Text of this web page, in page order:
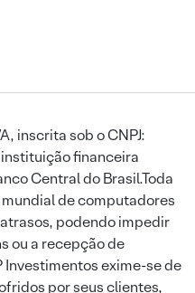
inscrita sob o CNPJ:
financeira
Central do Brasil.Toda
de computadores
podendo impedir
ou a recepção de
Investimentos exime-se de
por seus clientes,